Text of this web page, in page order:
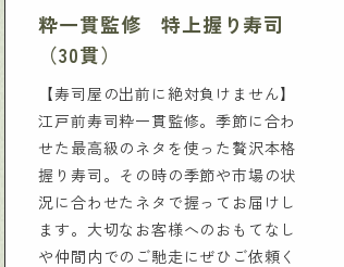
粋一貫監修 特上握り寿司
（30貫）
【寿司屋の出前に絶対負けません】
江戸前寿司粋一貫監修。季節に合わ
せた最高級のネタを使った贅沢本格
握り寿司。その時の季節や市場の状
況に合わせたネタで握ってお届けし
ます。大切なお客様へのおもてなし
や仲間内でのご馳走にぜひご依頼く